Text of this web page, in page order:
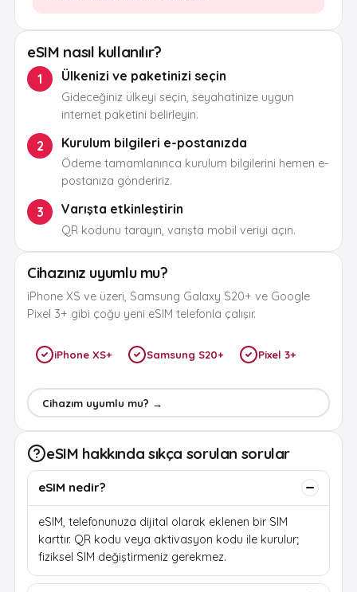
eSIM nasıl kullanılır?
1 Ülkenizi ve paketinizi seçin
Gideceğiniz ülkeyi seçin, seyahatinize uygun
internet paketini belirleyin.
2 Kurulum bilgileri e-postanızda
Ödeme tamamlanınca kurulum bilgilerini hemen e-
postanıza göndeririz.
3 Varışta etkinleştirin
QR kodunu tarayın, varışta mobil veriyi açın.
Cihazınız uyumlu mu?
iPhone XS ve üzeri, Samsung Galaxy S20+ ve Google
Pixel 3+ gibi çoğu yeni eSIM telefonla çalışır.
iPhone XS+ Samsung S20+ Pixel 3+
Cihazım uyumlu mu? →
eSIM hakkında sıkça sorulan sorular
eSIM nedir?
eSIM, telefonunuza dijital olarak eklenen bir SIM
karttır. QR kodu veya aktivasyon kodu ile kurulur;
fiziksel SIM değiştirmeniz gerekmez.